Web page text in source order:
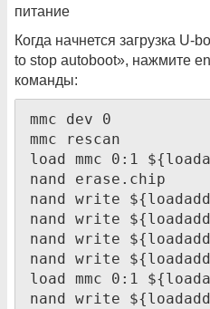
питание
Когда начнется загрузка
to stop autoboot», нажмите
команды:
mmc dev 0
mmc rescan
load mmc 0:1
nand erase.chip
nand write
nand write
nand write
nand write
load mmc 0:1
nand write